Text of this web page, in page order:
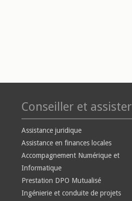
Conseiller et assister
Assistance juridique
Assistance en finances locales
Accompagnement Numérique et
Informatique
Prestation DPO Mutualisé
Ingénierie et conduite de projets